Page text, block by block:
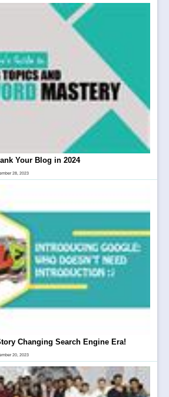
Your Blog in 2024
28, 2023
Changing Search Engine Era!
20, 2023